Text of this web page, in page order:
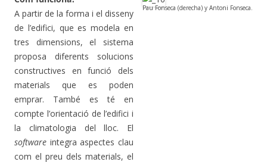
Pau Fonseca (derecha) y Antoni Fonseca.
A partir de la forma i el disseny
de l’edifici, que es modela en
tres dimensions, el sistema
proposa diferents solucions
constructives en funció dels
materials que es poden
emprar. També es té en
compte l’orientació de l’edifici i
la climatologia del lloc. El
software integra aspectes clau
com el preu dels materials, el